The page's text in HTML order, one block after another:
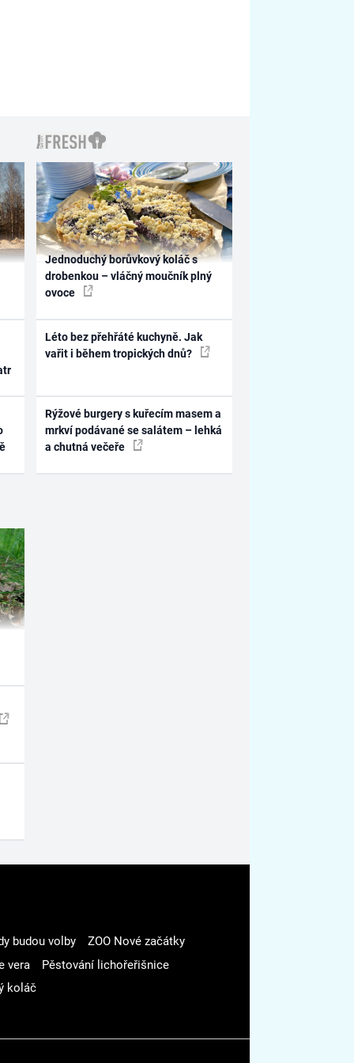
Jednoduchý borůvkový koláč s
drobenkou – vláčný moučník plný
ovoce
Léto bez přehřáté kuchyně. Jak
vařit i během tropických dnů?
Rýžové burgery s kuřecím masem a
mrkví podávané se salátem – lehká
a chutná večeře
budou volby
ZOO Nové začátky
vera
Pěstování lichořeřišnice
koláč